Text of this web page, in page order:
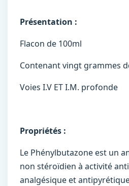
Présentation :
Flacon de 100ml
Contenant vingt grammes
Voies I.V ET I.M. profonde
Propriétés :
Le Phénylbutazone est un
non stéroïdien à activité
analgésique et